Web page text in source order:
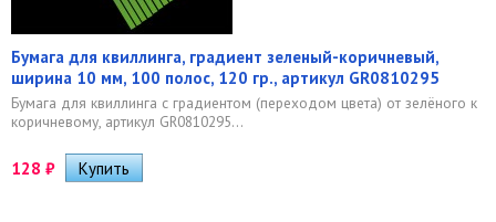
Бумага для квиллинга, градиент зеленый-коричневый,
ширина 10 мм, 100 полос, 120 гр., артикул GR0810295
Бумага для квиллинга с градиентом (переходом цвета) от зелёного к
коричневому, артикул GR0810295...
128 ₽